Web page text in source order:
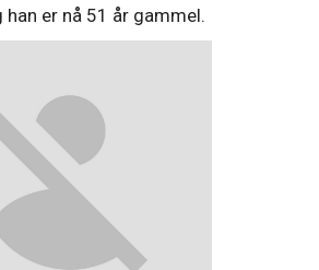
er nå 51 år gammel.